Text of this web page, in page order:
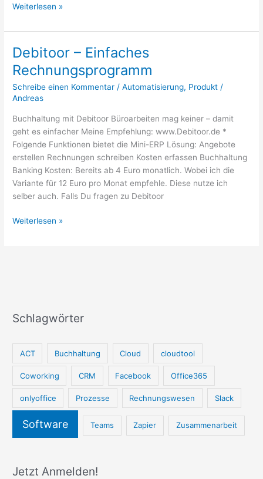
Die
Software
Deinen
Vertrieb
mit
System
Weiterlesen »
Debitoor – Einfaches
Rechnungsprogramm
Schreibe einen Kommentar /Automatisierung, Produkt /
Andreas
Buchhaltung mit Debitoor Büroarbeiten mag keiner – damit
geht es einfacher Meine Empfehlung: www.Debitoor.de *
Folgende Funktionen bietet die Mini-ERP Lösung: Angebote
erstellen Rechnungen schreiben Kosten erfassen Buchhaltung
Banking Kosten: Bereits ab 4 Euro monatlich. Wobei ich die
Variante für 12 Euro pro Monat empfehle. Diese nutze ich
selber auch. Falls Du fragen zu Debitoor
Debitoor
Weiterlesen »
Schlagwörter
ACT Buchhaltung Cloud cloudtool
Coworking CRM Facebook Office365
onlyoffice Prozesse Rechnungswesen Slack
Software Teams Zapier Zusammenarbeit
Jetzt Anmelden!